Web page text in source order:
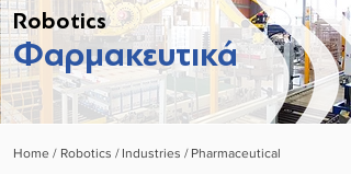
Robotics
Φαρμακευτικά
Home / Robotics / Industries / Pharmaceutical